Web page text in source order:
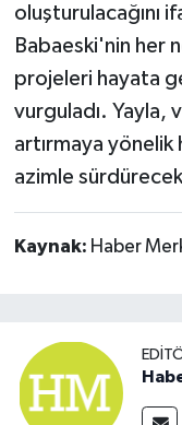
oluşturulacağını
Babaeski'nin her
projeleri hayata
vurguladı. Yayla,
artırmaya yönelik
azimle
Kaynak: Haber